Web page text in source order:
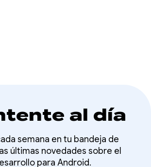
al día
semana en tu bandeja de
últimas novedades sobre el
para Android.